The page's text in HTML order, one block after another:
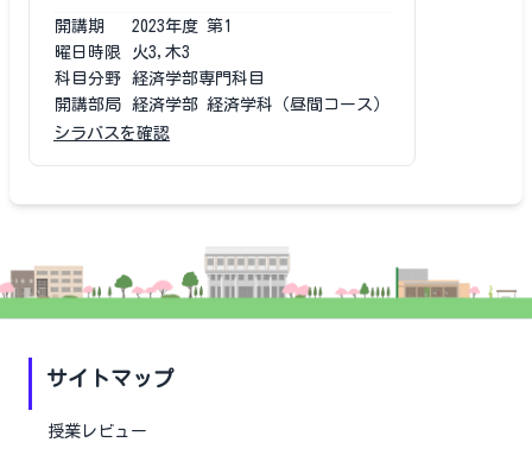
開講期 2023年度 第1
曜日時限
火3,木3
科目分野
経済学部専門科目
開講部局
経済学部 経済学科（昼間コース）
シラバスを確認
サイトマップ
授業レビュー